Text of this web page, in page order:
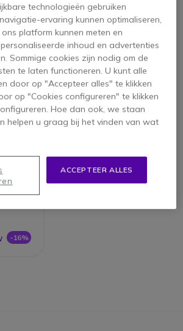
-16%
technologieën gebruiken
ervaring kunnen optimaliseren,
platform kunnen meten en
inhoud en advertenties
Sommige cookies zijn nodig om de
te laten functioneren. U kunt alle
door op "Accepteer alles" te klikken
op "Cookies configureren" te klikken
Hoe dan ook, we staan
helpen u graag bij het vinden van wat
ACCEPTEER ALLES